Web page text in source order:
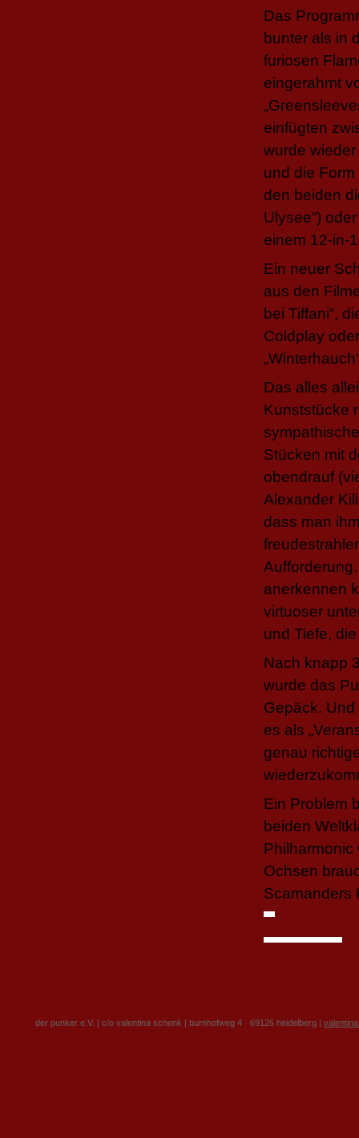
Das
bunter als in
furiosen
eingerahmt
einfügten
wurde
und die
den beiden
Ulysee“)
einem 12-in-
Ein neuer
aus den
bei Tiffani“,
Coldplay
Das alles
Kunststücke
Stücken mit
obendrauf
Alexander
dass man
anerkennen
virtuoser
und Tiefe,
Nach knapp
wurde das
Gepäck.
es als
genau
Ein Problem
beiden
Philharmonic
Ochsen
Scamanders
der punker e.V. | c/o valentina schenk | burnhofweg 4 · 69126 heidelberg |